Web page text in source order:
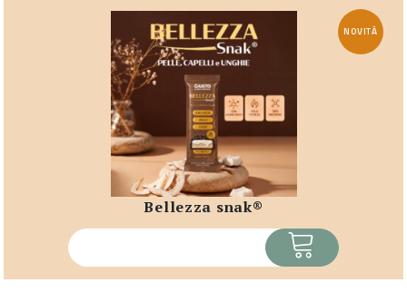
NOVITÀ
bellezza snak®
ACQUISTA